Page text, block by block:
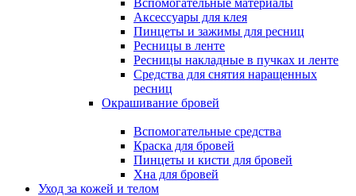
Вспомогательные материалы
Аксессуары для клея
Пинцеты и зажимы для ресниц
Ресницы в ленте
Ресницы накладные в пучках и ленте
Средства для снятия наращенных
ресниц
Окрашивание бровей
Вспомогательные средства
Краска для бровей
Пинцеты и кисти для бровей
Хна для бровей
Уход за кожей и телом